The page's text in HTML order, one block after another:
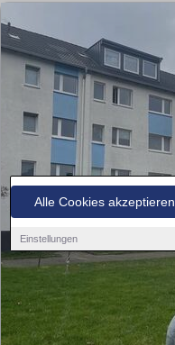
Alle Cookies akzeptieren
Einstellungen